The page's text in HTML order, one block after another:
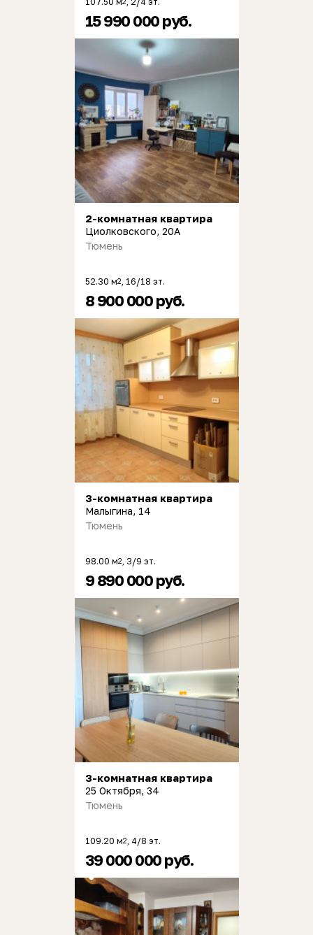
15 990 000 руб.
2-комнатная квартира
Циолковского, 20А
Тюмень
52.30 м2 , 16/18 эт.
8 900 000 руб.
3-комнатная квартира
Малыгина, 14
Тюмень
98.00 м2 , 3/9 эт.
9 890 000 руб.
3-комнатная квартира
25 Октября, 34
Тюмень
109.20 м2 , 4/8 эт.
39 000 000 руб.